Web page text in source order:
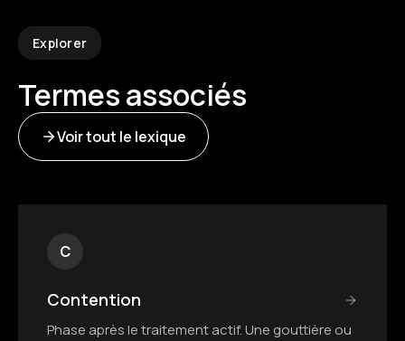
Explorer
Termes associés
Voir tout le lexique
C
Contention
Phase après le traitement actif. Une gouttière ou